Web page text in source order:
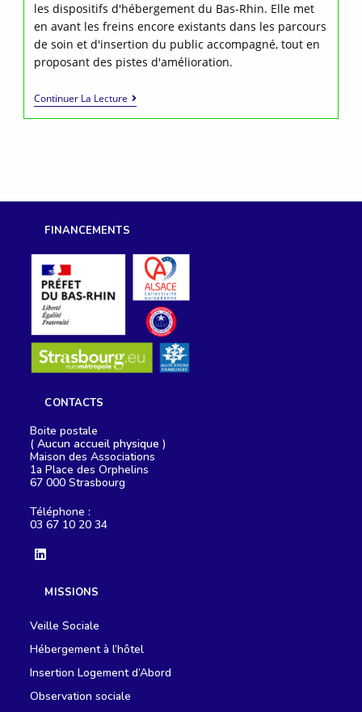
les dispositifs d'hébergement du Bas-Rhin. Elle met
en avant les freins encore existants dans les parcours
de soin et d'insertion du public accompagné, tout en
proposant des pistes d'amélioration.
Continuer La Lecture Rapport
:
FINANCEMENTS
CONTACTS
Boite postale
( Aucun accueil physique)
Maison des Associations
1a Place des Orphelins
67 000 Strasbourg
Téléphone :
03 67 10 20 34
un
onglet
MISSIONS
Veille Sociale
Hébergement à l’hôtel
Insertion Logement d’Abord
Observation sociale